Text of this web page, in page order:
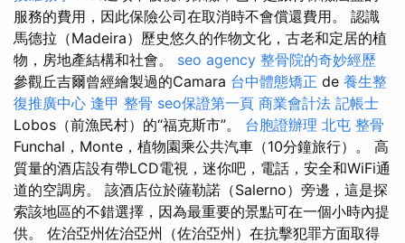
服務的費用，因此保險公司在取消時不會償還費用。 認識
馬德拉（Madeira）歷史悠久的作物文化，古老和定居的植
物，房地產結構和社會。 seo agency 整骨院的奇妙經歷
參觀丘吉​​爾曾經繪製過的Camara 台中體態矯正 de 養生整
復推廣中心 逢甲 整骨 seo保證第一頁 商業會計法 記帳士
Lobos（前漁民村）的“福克斯市”。 台胞證辦理 北屯 整骨
Funchal，Monte，植物園乘公共汽車（10分鐘旅行）。 高
質量的酒店設有帶LCD電視，迷你吧，電話，安全和WiFi通
道的空調房。 該酒店位於薩勒諾（Salerno）旁邊，這是探
索該地區的不錯選擇，因為最重要的景點可在一個小時內提
供。 佐治亞州佐治亞州（佐治亞州）在抗擊犯罪方面取得